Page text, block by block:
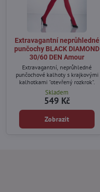
Extravagantní neprůhledné
punčochy BLACK DIAMOND
30/60 DEN Amour
Extravagantní, neprůhledné
punčochové kalhoty s krajkovými
kalhotkami "otevřený rozkrok".
Skladem
549 Kč
Zobrazit